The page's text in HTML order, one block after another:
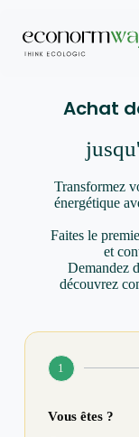
Achat
Transformez
énergétique
Faites le
et
Demandez
découvrez
1
Vous êtes ?